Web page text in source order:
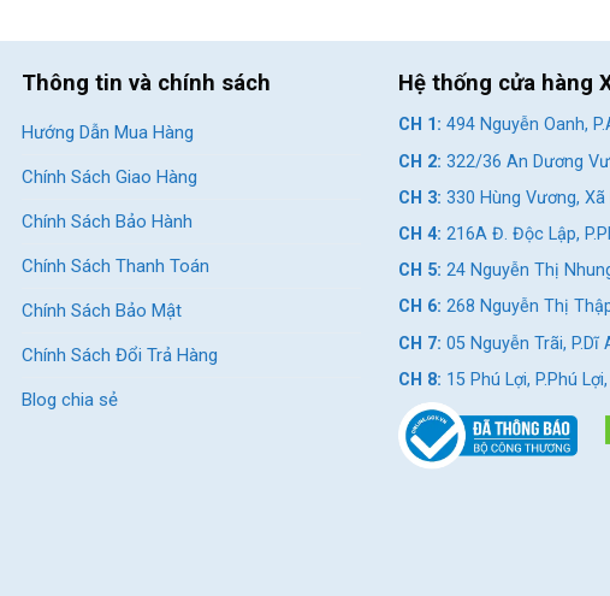
Thông tin và chính sách
Hướng Dẫn Mua Hàng
Chính Sách Giao Hàng
Chính Sách Bảo Hành
Chính Sách Thanh Toán
Chính Sách Bảo Mật
Chính Sách Đổi Trả Hàng
Blog chia sẻ
Hệ thống cửa hàng
CH 1: 494 Nguyễn Oanh,
CH 2: 322/36 An Dương
CH 3: 330 Hùng Vương,
CH 4: 216A Đ. Độc Lập,
CH 5: 24 Nguyễn Thị
CH 6: 268 Nguyễn Thị
CH 7: 05 Nguyễn Trãi, P.Dĩ
CH 8: 15 Phú Lợi, P.Phú